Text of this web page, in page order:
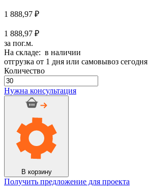
1 888,97 ₽
1 888,97 ₽
за пог.м.
На складе: в наличии
отгрузка от 1 дня или самовывоз сегодня
Количество
Количество
товара
Трубка
CLAD
25/018
(30
Нужна консультация
В корзину
Получить предложение для проекта